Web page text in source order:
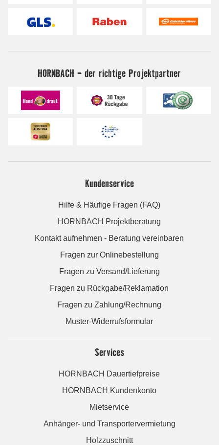
HORNBACH - der richtige Projektpartner
Kundenservice
Hilfe & Häufige Fragen (FAQ)
HORNBACH Projektberatung
Kontakt aufnehmen - Beratung vereinbaren
Fragen zur Onlinebestellung
Fragen zu Versand/Lieferung
Fragen zu Rückgabe/Reklamation
Fragen zu Zahlung/Rechnung
Muster-Widerrufsformular
Services
HORNBACH Dauertiefpreise
HORNBACH Kundenkonto
Mietservice
Anhänger- und Transportervermietung
Holzzuschnitt